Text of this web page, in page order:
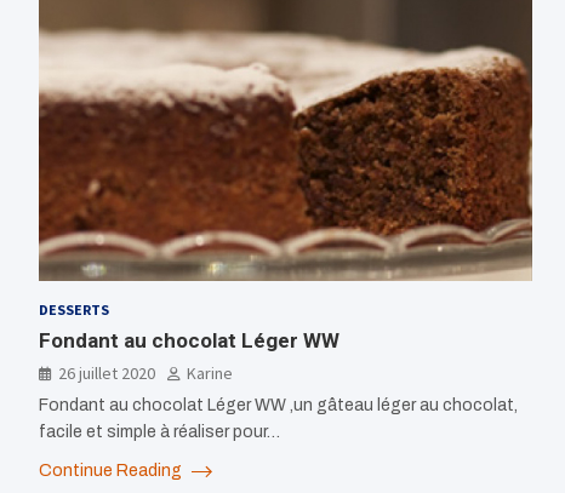
DESSERTS
Fondant au chocolat Léger WW
26 juillet 2020 Karine
Fondant au chocolat Léger WW ,un gâteau léger au chocolat,
facile et simple à réaliser pour…
Continue Reading